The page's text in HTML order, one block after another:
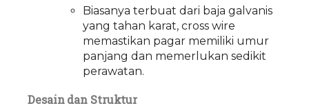
Biasanya terbuat dari baja galvanis
yang tahan karat, cross wire
memastikan pagar memiliki umur
panjang dan memerlukan sedikit
perawatan.
Desain dan Struktur